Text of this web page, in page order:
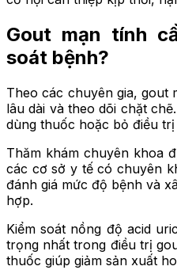
Gout mạn tính
soát bệnh?
Theo các chuyên gia, gout
lâu dài và theo dõi chặt
dùng thuốc hoặc bỏ điều
Thăm khám chuyên khoa
các cơ sở y tế có chuyên
đánh giá mức độ bệnh và
hợp.
Kiểm soát nồng độ acid
trọng nhất trong điều trị
thuốc giúp giảm sản xuất